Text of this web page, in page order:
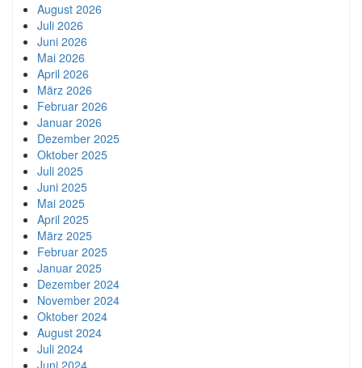
August 2026
Juli 2026
Juni 2026
Mai 2026
April 2026
März 2026
Februar 2026
Januar 2026
Dezember 2025
Oktober 2025
Juli 2025
Juni 2025
Mai 2025
April 2025
März 2025
Februar 2025
Januar 2025
Dezember 2024
November 2024
Oktober 2024
August 2024
Juli 2024